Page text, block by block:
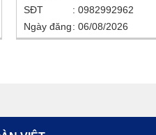
SĐT
0982992962
Ngày đăng
06/08/2026